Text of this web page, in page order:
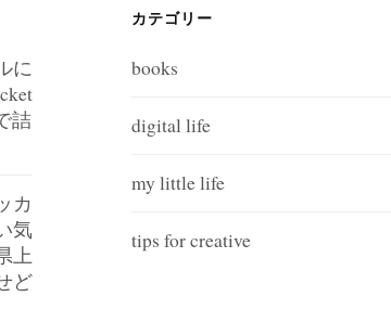
に
詰
カ
気
上
ど
カテゴリー
books
digital life
my little life
tips for creative